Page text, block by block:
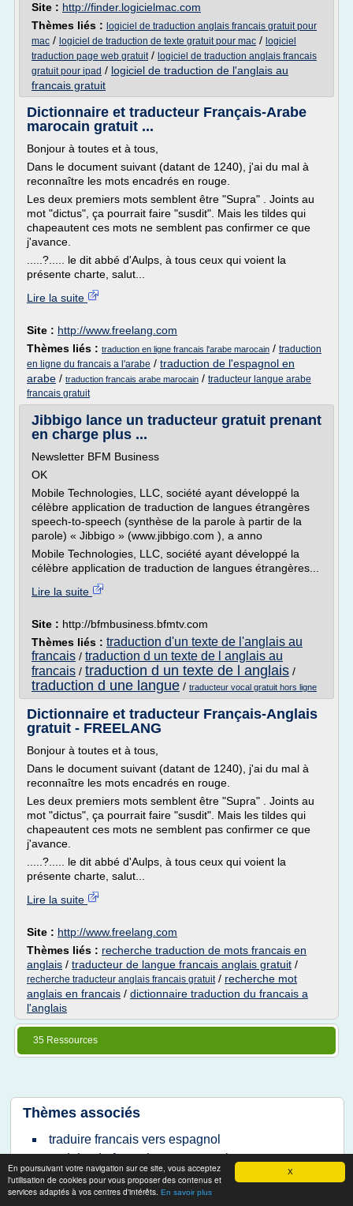
X
En poursuivant votre navigation sur ce site, vous acceptez
l'utilisation de cookies pour vous proposer des contenus et
services adaptés à vos centres d'intérêts. En savoir plus
Site : http://finder.logicielmac.com
Thèmes liés : logiciel de traduction anglais francais gratuit pour
mac / logiciel de traduction de texte gratuit pour mac / logiciel
traduction page web gratuit/ logiciel de traduction anglais francais
gratuit pour ipad / logiciel de traduction de l'anglais au
francais gratuit
Dictionnaire et traducteur Français-Arabe
marocain gratuit ...
Bonjour à toutes et à tous,
Dans le document suivant (datant de 1240), j'ai du mal à
reconnaître les mots encadrés en rouge.
Les deux premiers mots semblent être "Supra" . Joints au
mot "dictus", ça pourrait faire "susdit". Mais les tildes qui
chapeautent ces mots ne semblent pas confirmer ce que
j'avance.
.....?..... le dit abbé d'Aulps, à tous ceux qui voient la
présente charte, salut...
Lire la suite
Site : http://www.freelang.com
Thèmes liés : traduction en ligne francais l'arabe marocain / traduction
en ligne du francais a l'arabe / traduction de l'espagnol en
arabe / traduction francais arabe marocain / traducteur langue arabe
francais gratuit
Jibbigo lance un traducteur gratuit prenant
en charge plus ...
Newsletter BFM Business
OK
Mobile Technologies, LLC, société ayant développé la
célèbre application de traduction de langues étrangères
speech-to-speech (synthèse de la parole à partir de la
parole) « Jibbigo » (www.jibbigo.com ), a anno
Mobile Technologies, LLC, société ayant développé la
célèbre application de traduction de langues étrangères...
Lire la suite
Site : http://bfmbusiness.bfmtv.com
Thèmes liés : traduction d'un texte de l'anglais au
francais / traduction d un texte de l anglais au
francais / traduction d un texte de l anglais /
traduction d une langue / traducteur vocal gratuit hors ligne
Dictionnaire et traducteur Français-Anglais
gratuit - FREELANG
Bonjour à toutes et à tous,
Dans le document suivant (datant de 1240), j'ai du mal à
reconnaître les mots encadrés en rouge.
Les deux premiers mots semblent être "Supra" . Joints au
mot "dictus", ça pourrait faire "susdit". Mais les tildes qui
chapeautent ces mots ne semblent pas confirmer ce que
j'avance.
.....?..... le dit abbé d'Aulps, à tous ceux qui voient la
présente charte, salut...
Lire la suite
Site : http://www.freelang.com
Thèmes liés : recherche traduction de mots francais en
anglais / traducteur de langue francais anglais gratuit /
recherche traducteur anglais francais gratuit/ recherche mot
anglais en francais / dictionnaire traduction du francais a
l'anglais
35 Ressources
Thèmes associés
traduire francais vers espagnol
traduire du francais en espagnole
gratuite espagnol francais
francais espagnol gratuit en ligne